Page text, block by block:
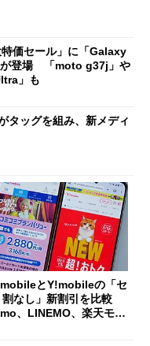
価セール」に「Galaxy
が登場 「moto g37j」や
」も
タッグを組み、新メディ
とY!mobileの「セ
割なし」新割引を比較
、LINEMO、楽天モバ